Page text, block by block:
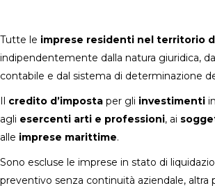
Tutte le imprese residenti nel territorio
indipendentemente dalla natura giuridica,
contabile e dal sistema di determinazione
credito d’imposta per gli investimenti
agli esercenti arti e professioni, ai
alle imprese marittime.
Sono escluse le imprese in stato di
preventivo senza continuità aziendale, altra